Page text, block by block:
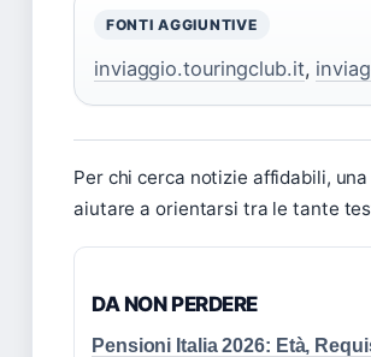
FONTI AGGIUNTIVE
inviaggio.touringclub.it,
Per chi cerca notizie affidabili,
aiutare a orientarsi tra le tante
DA NON PERDERE
Pensioni Italia 2026: Età,